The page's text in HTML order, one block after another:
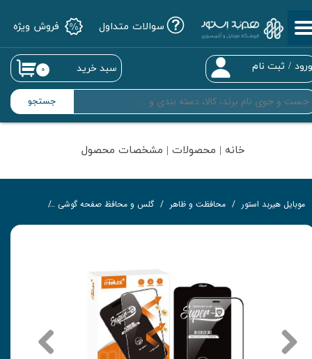
جستجو
/ ثبت نام
حساب کاربری من
تغییر گذر واژه
سفارشات
خروج از حساب کاربری
۰ سبد خرید
سوالات متداول فروش ویژه
خانه | محصولات | مشخصات محصول
موبایل هیربد استور محافظت و ظاهر گلس و محافظ صفحه گوشی